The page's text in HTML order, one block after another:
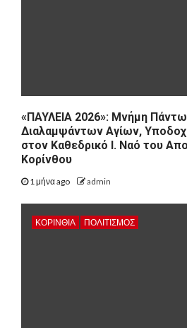
«ΠΑΥΛΕΙΑ 2026»: Μνήμη
Διαλαμψάντων Αγίων,
στον Καθεδρικό Ι. Ναό του
Κορίνθου
1 μήνα ago admin
ΚΟΡΙΝΘΊΑ ΠΟΛΙΤΙΣΜΌΣ